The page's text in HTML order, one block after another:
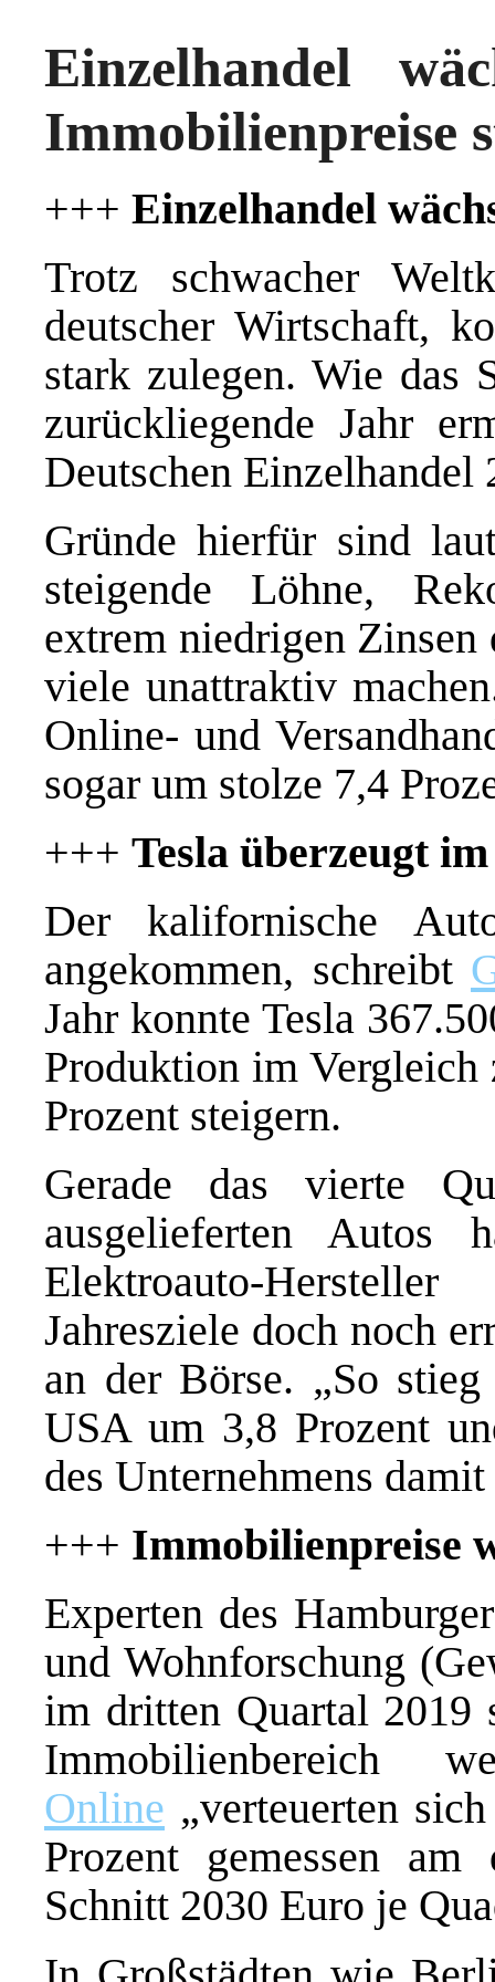
Einzelhandel
Immobilienpreise
+++ Einzelhandel
Trotz schwacher
deutscher Wirtschaft,
stark zulegen. Wie das
zurückliegende Jahr
Deutschen Einzelhandel
Gründe hierfür sind
steigende Löhne,
extrem niedrigen Zinsen
viele unattraktiv
Online- und
sogar um stolze 7,4
+++ Tesla überzeugt
Der kalifornische
angekommen, schreibt
Jahr konnte Tesla
Produktion im
Prozent steigern.
Gerade das vierte
ausgelieferten Autos
Elektroauto-
Jahresziele doch noch
an der Börse. „So
USA um 3,8 Prozent
des Unternehmens
+++ Immobilienpreise
Experten des
und Wohnforschung
im dritten Quartal 2019
Online „verteuerten
Prozent gemessen
Schnitt 2030 Euro je